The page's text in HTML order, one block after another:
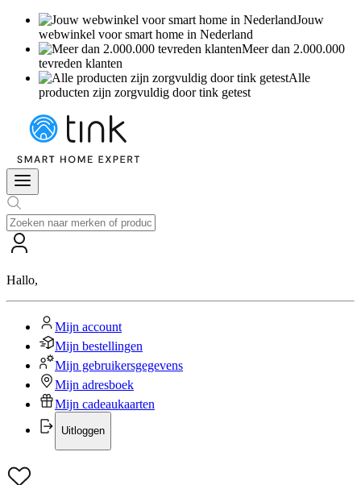
Jouw
webwinkel voor smart home in Nederland
Meer dan 2.000.000
tevreden klanten
Alle
producten zijn zorgvuldig door tink getest
Hallo,
Mijn account
Mijn bestellingen
Mijn gebruikersgegevens
Mijn adresboek
Mijn cadeaukaarten
Uitloggen